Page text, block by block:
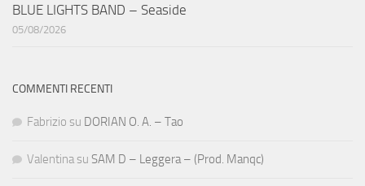
BLUE LIGHTS BAND – Seaside
05/08/2026
COMMENTI RECENTI
Fabrizio su DORIAN O. A. – Tao
Valentina su SAM D – Leggera – (Prod. Manqc)